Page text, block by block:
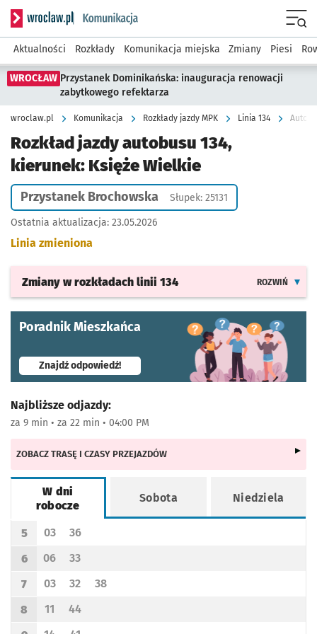
Serwis informacyjny wroclaw.pl podserwis: Komunikacja
Aktualności Rozkłady Komunikacja miejska Zmiany Piesi
WROCŁAW Przystanek Dominikańska: inauguracja renowacji
zabytkowego refektarza
wroclaw.pl Komunikacja Rozkłady jazdy MPK Linia 134
Rozkład jazdy autobusu 134,
kierunek: Księże Wielkie
Przystanek Brochowska Słupek: 25131
Ostatnia aktualizacja: 23.05.2026
Linia zmieniona
Zmiany w rozkładach linii 134 ROZWIŃ
Poradnik Mieszkańca
Znajdź odpowiedź!- otworzy się w nowej karcie
Najbliższe odjazdy:
za 9 min • za 22 min • 04:00 PM
ZOBACZ TRASĘ I CZASY PRZEJAZDÓW
W dni
robocze
Sobota Niedziela
Rozkład jazdy -
Godzina odjazdu
5
Odjazd
03
minut po godzinie 5
Odjazd
36
minut po godzinie 5
Godzina odjazdu
6
Odjazd
06
minut po godzinie 6
Odjazd
33
minut po godzinie 6
Godzina odjazdu
7
Odjazd
03
minut po godzinie 7
Odjazd
32
minut po godzinie 7
Odjazd
38
minut po godzinie 7
Godzina odjazdu
8
Odjazd
11
minut po godzinie 8
Odjazd
44
minut po godzinie 8